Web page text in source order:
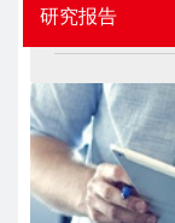
研究报告